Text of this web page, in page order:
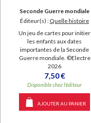
Seconde Guerre mondiale
Éditeur(s) : Quelle histoire
Un jeu de cartes pour initier
les enfants aux dates
importantes de la Seconde
Guerre mondiale. ©Electre
2026
7,50 €
Disponible chez l'éditeur
AJOUTER AU PANIER